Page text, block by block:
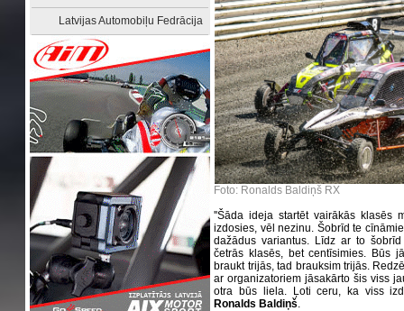
Latvijas Automobiļu Fedrācija
Foto: Ronalds Baldiņš RX
''Šāda ideja startēt vairākās klasēs
izdosies, vēl nezinu. Šobrīd te
dažādus variantus. Līdz ar to
četrās klasēs, bet centīsimies. Būs
braukt trijās, tad brauksim trijās.
ar organizatoriem jāsakārto šis viss
otra būs liela. Ļoti ceru, ka viss
Ronalds Baldiņš.